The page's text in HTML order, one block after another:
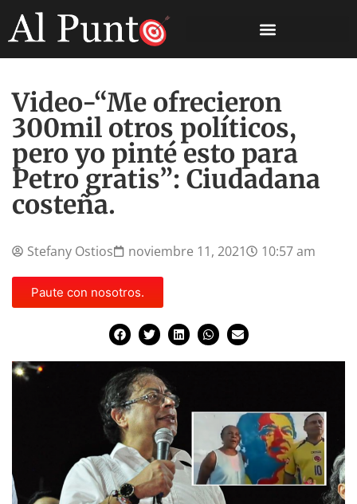
Video-“Me ofrecieron
300mil otros políticos,
pero yo pinté esto para
Petro gratis”: Ciudadana
costeña.
Stefany Ostios noviembre 11, 2021 10:57 am
Paute con nosotros.